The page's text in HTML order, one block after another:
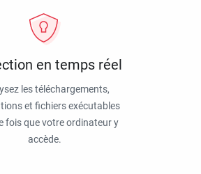
en temps réel
les téléchargements,
et fichiers exécutables
fois que votre ordinateur y
accède.